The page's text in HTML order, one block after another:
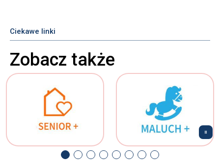
Ciekawe linki
Zobacz także